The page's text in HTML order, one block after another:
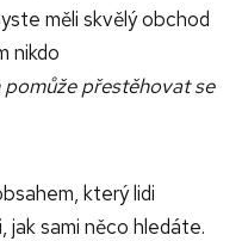
měli skvělý obchod
nikdo
přestěhovat se
který lidi
jak sami něco hledáte.